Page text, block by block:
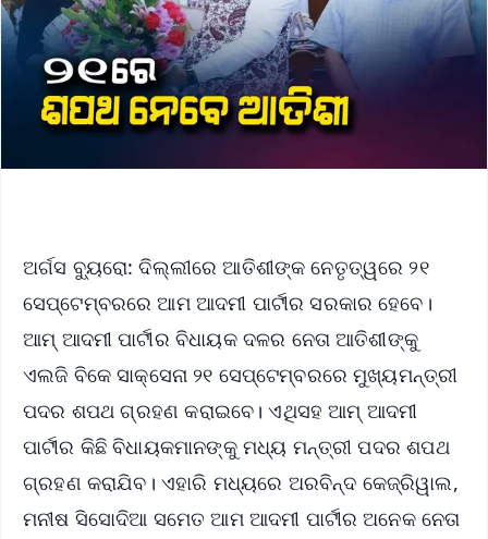
ଅର୍ଗସ ବ୍ୟୁରୋ: ଦିଲ୍ଲୀରେ ଆତିଶୀଙ୍କ ନେତୃତ୍ୱରେ ୨୧
ସେପ୍ଟେମ୍ବରରେ ଆମ ଆଦମୀ ପାର୍ଟୀର ସରକାର ହେବେ।
ଆମ୍ ଆଦମୀ ପାର୍ଟୀର ବିଧାୟକ ଦଳର ନେତା ଆତିଶୀଙ୍କୁ
ଏଲଜି ବିକେ ସାକ୍ସେନା ୨୧ ସେପ୍ଟେମ୍ବରରେ ମୁଖ୍ୟମନ୍ତ୍ରୀ
ପଦର ଶପଥ ଗ୍ରହଣ କରାଇବେ। ଏଥିସହ ଆମ୍ ଆଦମୀ
ପାର୍ଟୀର କିଛି ବିଧାୟକମାନଙ୍କୁ ମଧ୍ୟ ମନ୍ତ୍ରୀ ପଦର ଶପଥ
ଗ୍ରହଣ କରାଯିବ। ଏହାରି ମଧ୍ୟରେ ଅରବିନ୍ଦ କେଜ୍ରିୱାଲ,
ମନୀଷ ସିସୋଦିଆ ସମେତ ଆମ ଆଦମୀ ପାର୍ଟୀର ଅନେକ ନେତା